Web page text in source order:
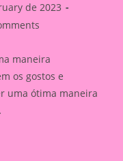
de 2023
maneira
os gostos e
uma ótima maneira